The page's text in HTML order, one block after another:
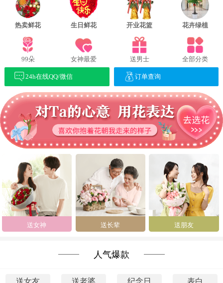
热卖鲜花 生日鲜花 开业花篮 花卉绿植
99朵 女神最爱 送男士 全部分类
24h在线QQ/微信 订单查询
送女神 送长辈 送朋友
人气爆款
送女友 送老婆 纪念日 表白